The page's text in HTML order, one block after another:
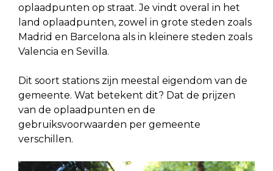
oplaadpunten op straat. Je vindt overal in het
land oplaadpunten, zowel in grote steden zoals
Madrid en Barcelona als in kleinere steden zoals
Valencia en Sevilla.
Dit soort stations zijn meestal eigendom van de
gemeente. Wat betekent dit? Dat de prijzen
van de oplaadpunten en de
gebruiksvoorwaarden per gemeente
verschillen.